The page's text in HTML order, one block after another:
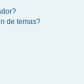
de temas?